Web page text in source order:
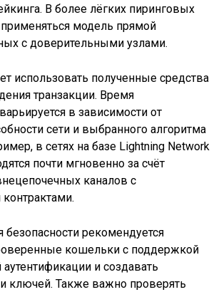
В более лёгких пиринговых
модель прямой
с доверительными узлами.
использовать полученные средства
транзакции. Время
в зависимости от
сети и выбранного алгоритма
в сетях на базе Lightning Network
почти мгновенно за счёт
каналов с
безопасности рекомендуется
кошельки с поддержкой
и создавать
ключей. Также важно проверять